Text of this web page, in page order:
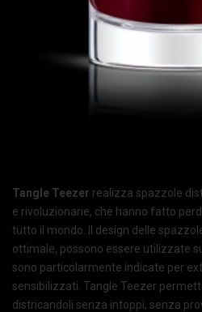
Tangle Teezer realizza spazzole
e rivoluzionarie, che hanno fatto
tutto il mondo. Il design delle
ottimale, possono essere utilizzate
sono particolarmente indicate per
sensibilizzati. Tangle Teezer
districandoli senza intoppi, senza